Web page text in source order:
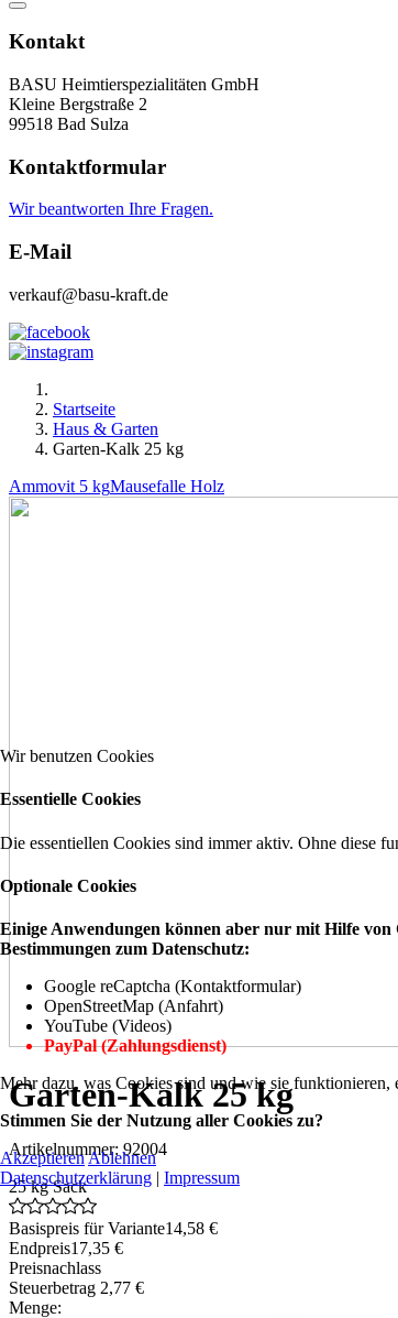
Kontakt
BASU Heimtierspezialitäten GmbH
Kleine Bergstraße 2
99518 Bad Sulza
Kontaktformular
Wir beantworten Ihre Fragen.
E-Mail
verkauf@basu-kraft.de
Startseite
Haus & Garten
Garten-Kalk 25 kg
Ammovit 5 kgMausefalle Holz
Garten-Kalk 25 kg
Artikelnummer: 92004
25 kg Sack
Basispreis für Variante14,58 €
Endpreis17,35 €
Preisnachlass
Steuerbetrag 2,77 €
Menge:
Wir benutzen Cookies
Essentielle Cookies
Die essentiellen Cookies sind immer aktiv. Ohne diese
Optionale Cookies
Einige Anwendungen können aber nur mit Hilfe von
Bestimmungen zum Datenschutz:
Google reCaptcha (Kontaktformular)
OpenStreetMap (Anfahrt)
YouTube (Videos)
PayPal (Zahlungsdienst)
Mehr dazu, was Cookies sind und wie sie funktionieren,
Stimmen Sie der Nutzung aller Cookies zu?
Akzeptieren Ablehnen
Datenschutzerklärung | Impressum